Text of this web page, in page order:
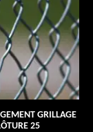
GRILLAGE
25